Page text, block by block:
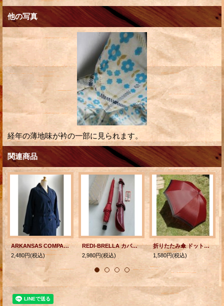
他の写真
経年の薄地味が衿の一部に見られます。
関連商品
ARKANSAS COMPANY Three Seven RAINCOAT スリーセブン レインコート ネイビーブルー/紺色
2,480円(税込)
REDI-BRELLA カバー付き傘 アセテート100% レッド U.S.A.
2,980円(税込)
折りたたみ傘 ドット・水玉 ワインレット /黒 ナイロン100％
1,580円(税込)